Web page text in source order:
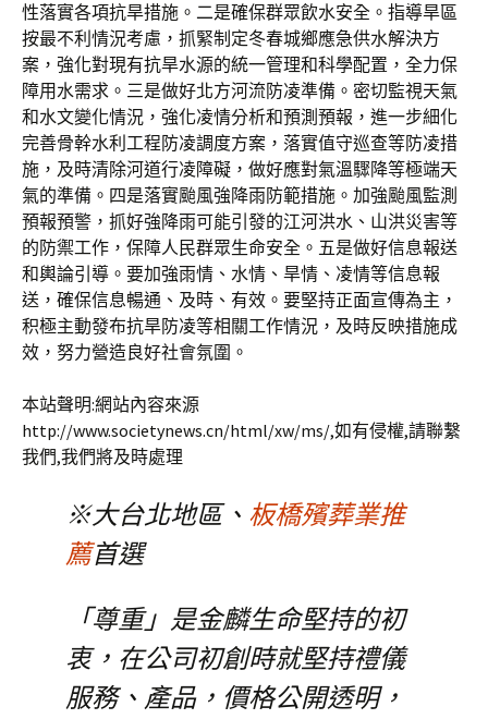
性落實各項抗旱措施。二是確保群眾飲水安全。指導旱區
按最不利情況考慮，抓緊制定冬春城鄉應急供水解決方
案，強化對現有抗旱水源的統一管理和科學配置，全力保
障用水需求。三是做好北方河流防凌準備。密切監視天氣
和水文變化情況，強化凌情分析和預測預報，進一步細化
完善骨幹水利工程防凌調度方案，落實值守巡查等防凌措
施，及時清除河道行凌障礙，做好應對氣溫驟降等極端天
氣的準備。四是落實颱風強降雨防範措施。加強颱風監測
預報預警，抓好強降雨可能引發的江河洪水、山洪災害等
的防禦工作，保障人民群眾生命安全。五是做好信息報送
和輿論引導。要加強雨情、水情、旱情、凌情等信息報
送，確保信息暢通、及時、有效。要堅持正面宣傳為主，
积極主動發布抗旱防凌等相關工作情況，及時反映措施成
效，努力營造良好社會氛圍。
本站聲明:網站內容來源
http://www.societynews.cn/html/xw/ms/,如有侵權,請聯繫
我們,我們將及時處理
※大台北地區、 板橋殯葬業推
薦首選
「尊重」是金麟生命堅持的初
衷，在公司初創時就堅持禮儀
服務、產品，價格公開透明，